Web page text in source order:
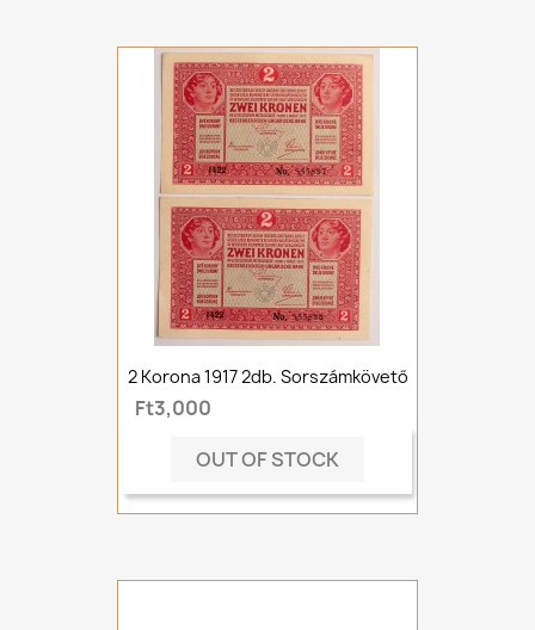
2 Korona 1917 2db. Sorszámkövető
Ft3,000
OUT OF STOCK